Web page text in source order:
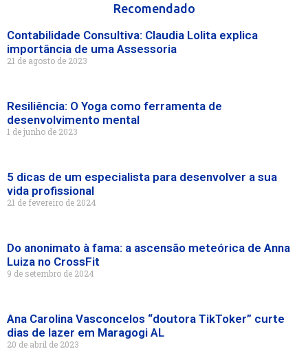
Recomendado
Contabilidade Consultiva: Claudia Lolita explica
importância de uma Assessoria
21 de agosto de 2023
Resiliência: O Yoga como ferramenta de
desenvolvimento mental
1 de junho de 2023
5 dicas de um especialista para desenvolver a sua
vida profissional
21 de fevereiro de 2024
Do anonimato à fama: a ascensão meteórica de Anna
Luiza no CrossFit
9 de setembro de 2024
Ana Carolina Vasconcelos “doutora TikToker” curte
dias de lazer em Maragogi AL
20 de abril de 2023